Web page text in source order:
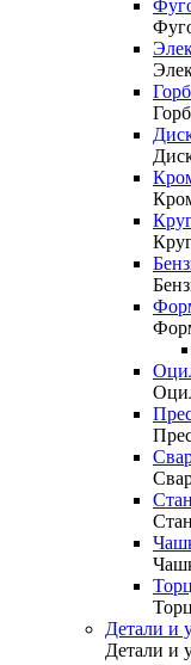
Детали и
Детали и